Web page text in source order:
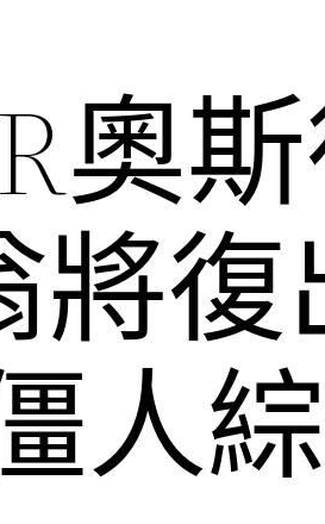
奧
復
人